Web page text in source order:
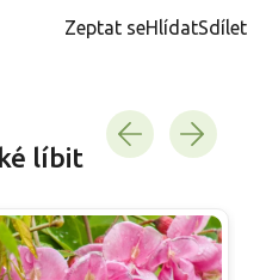
Zeptat seHlídatSdílet
líbit